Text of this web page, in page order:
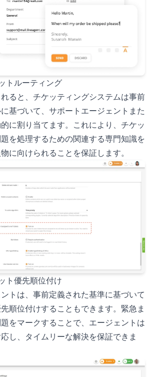
トルーティング
ると、チケッティングシステムは事前
基づいて、サポートエージェントまた
に割り当てます。これにより、チケッ
を処理するための関連する専門知識を
に向けられることを保証します。
ト優先順位付け
トは、事前定義された基準に基づいて
順位付けすることもできます。緊急ま
をマークすることで、エージェントは
し、タイムリーな解決を保証できま